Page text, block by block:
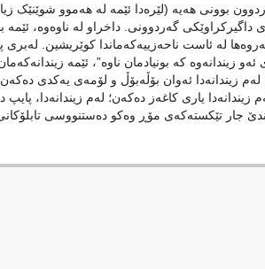
بوونی هەیە (لێرەدا ئێمە لە هەموو شوێنێک
گەردوونی. داخراو لە ناوەوە،
لە ئاست ناحەزییەکەماندا کوێریشین.
زیندانەوە کە بونیادمان ناوە”، ئێمە
زیندانەدا ئەوان بۆڵەبۆڵ و لۆمەی یەکدی
زیندانەدا یاری کاغەز دەکەن؛ لەم زیندانەدا،